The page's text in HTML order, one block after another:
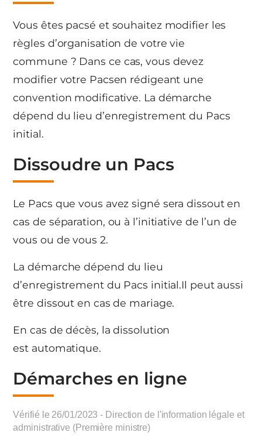
Vous êtes pacsé et souhaitez modifier les
règles d’organisation de votre vie
commune ? Dans ce cas, vous devez
modifier votre Pacsen rédigeant une
convention modificative. La démarche
dépend du lieu d’enregistrement du Pacs
initial.
Dissoudre un Pacs
Le Pacs que vous avez signé sera dissout en
cas de séparation, ou à l’initiative de l’un de
vous ou de vous 2.
La démarche dépend du lieu
d’enregistrement du Pacs initial.Il peut aussi
être dissout en cas de mariage.
En cas de décès, la dissolution
est automatique.
Démarches en ligne
Vérifié le 26/01/2023 - Direction de l'information légale et
administrative (Première ministre)